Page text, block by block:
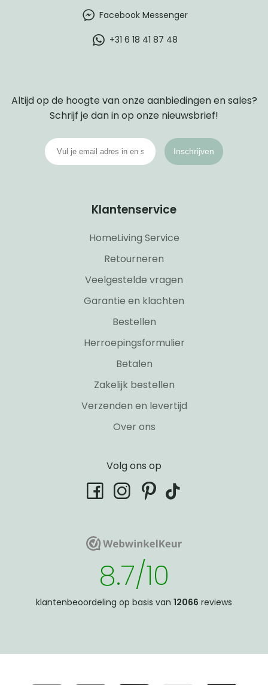
Facebook Messenger
+31 6 18 41 87 48
Altijd op de hoogte van onze aanbiedingen en sales?
Schrijf je dan in op onze nieuwsbrief!
Inschrijven
Klantenservice
HomeLiving Service
Retourneren
Veelgestelde vragen
Garantie en klachten
Bestellen
Herroepingsformulier
Betalen
Zakelijk bestellen
Verzenden en levertijd
Over ons
Volg ons op
facebookinstagram
pinterest
tiktok
WebwinkelKeurWebwinkelKeur
8.7/10
klantenbeoordeling op basis van 12066 reviews